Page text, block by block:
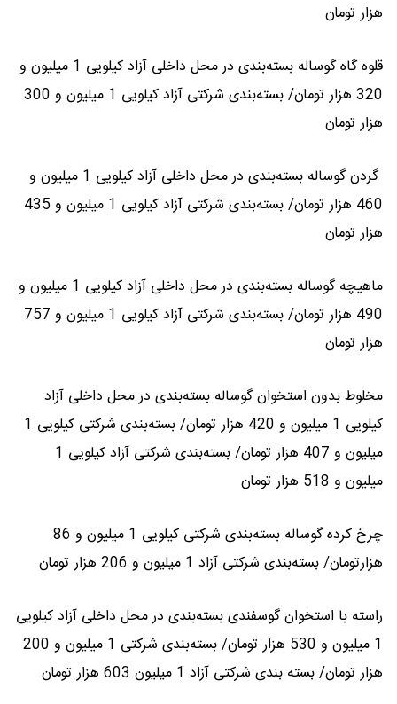
هزار تومان
قلوه گاه گوساله بسته‌بندی در محل داخلی آزاد کیلویی 1 میلیون و
320 هزار تومان/ بسته‌بندی شرکتی آزاد کیلویی 1 میلیون و 300
هزار تومان
گردن گوساله بسته‌بندی در محل داخلی آزاد کیلویی 1 میلیون و
460 هزار تومان/ بسته‌بندی شرکتی آزاد کیلویی 1 میلیون و 435
هزار تومان
ماهیچه گوساله بسته‌بندی در محل داخلی آزاد کیلویی 1 میلیون و
490 هزار تومان/ بسته‌بندی شرکتی آزاد کیلویی 1 میلیون و 757
هزار تومان
مخلوط بدون استخوان گوساله بسته‌بندی در محل داخلی آزاد
کیلویی 1 میلیون و 420 هزار تومان/ بسته‌بندی شرکتی کیلویی 1
میلیون و 407 هزار تومان/ بسته‌بندی شرکتی آزاد کیلویی 1
میلیون و 518 هزار تومان
چرخ کرده گوساله بسته‌بندی شرکتی کیلویی 1 میلیون و 86
هزارتومان/ بسته‌بندی شرکتی آزاد 1 میلیون و 206 هزار تومان
راسته با استخوان گوسفندی بسته‌بندی در محل داخلی آزاد کیلویی
1 میلیون و 530 هزار تومان/ بسته‌بندی شرکتی 1 میلیون و 200
هزار تومان/ بسته بندی شرکتی آزاد 1 میلیون 603 هزار تومان